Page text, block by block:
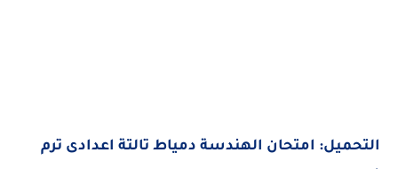
التحميل: امتحان الهندسة دمياط تالتة اعدادى ترم